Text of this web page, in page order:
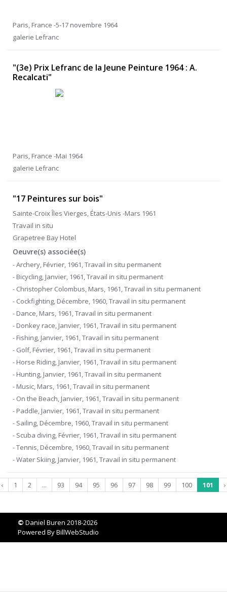
Paris, France -5-17 novembre 1964
galerie Lefranc
"(3e) Prix Lefranc de la Jeune Peinture 1964 : A.
Recalcati"
Paris, France -Mai 1964
galerie Lefranc
"17 Peintures sur bois"
Sainte-Croix Îles Vierges, États-Unis -Mars 1961
Travail in situ
Grapetree Bay Hotel
Oeuvre(s) associée(s)
- Archery, Février, 1961, Travail in situ permanent
- Bicycling, Janvier, 1961, Travail in situ permanent
- Christopher Colombus, Mars, 1961, Travail in situ permanent
- Cockfighting, Décembre, 1960, Travail in situ permanent
- Dance, Mars, 1961, Travail in situ permanent
- Donkey race, Janvier, 1961, Travail in situ permanent
- Fishing, Janvier, 1961, Travail in situ permanent
- Golf, Février, 1961, Travail in situ permanent
- Horse Riding, Janvier, 1961, Travail in situ permanent
- Hunting, Janvier, 1961, Travail in situ permanent
- Music, Mars, 1961, Travail in situ permanent
- On the Beach, Janvier, 1961, Travail in situ permanent
- Paddle, Janvier, 1961, Travail in situ permanent
- Sailing, Décembre, 1960, Travail in situ permanent
- Scuba diving, Février, 1961, Travail in situ permanent
- Tennis, Décembre, 1960, Travail in situ permanent
- Water Skiing, Janvier, 1961, Travail in situ permanent
‹ 1 2 ... 93 94 95 96 97 98 99 100 101 ›
© Daniel Buren 2018-2026
Powered ByBillWebStudio